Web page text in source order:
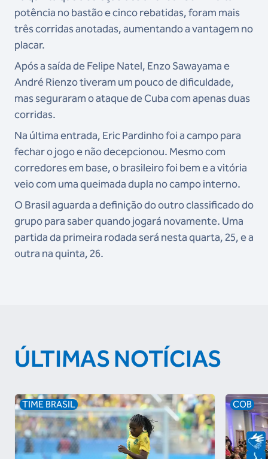
potência no bastão e cinco rebatidas, foram mais
três corridas anotadas, aumentando a vantagem no
placar.
Após a saída de Felipe Natel, Enzo Sawayama e
André Rienzo tiveram um pouco de dificuldade,
mas seguraram o ataque de Cuba com apenas duas
corridas.
Na última entrada, Eric Pardinho foi a campo para
fechar o jogo e não decepcionou. Mesmo com
corredores em base, o brasileiro foi bem e a vitória
veio com uma queimada dupla no campo interno.
O Brasil aguarda a definição do outro classificado do
grupo para saber quando jogará novamente. Uma
partida da primeira rodada será nesta quarta, 25, e a
outra na quinta, 26.
ÚLTIMAS NOTÍCIAS
TIME BRASIL COB